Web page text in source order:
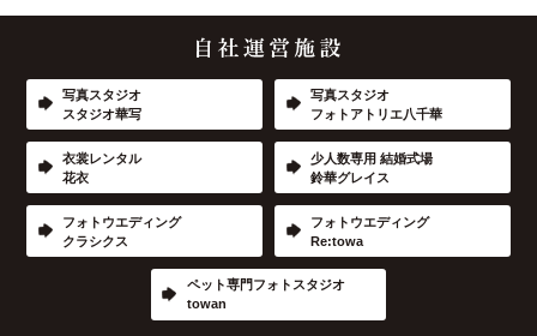
写真スタジオ
スタジオ華写
写真スタジオ
フォトアトリエ八千華
衣裳レンタル
花衣
少人数専用 結婚式場
鈴華グレイス
フォトウエディング
クラシクス
フォトウエディング
Re:towa
ペット専門フォトスタジオ
towan